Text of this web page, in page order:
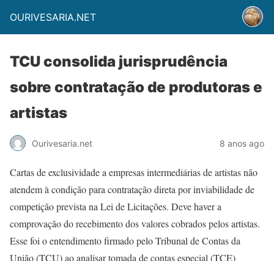
OURIVESARIA.NET
TCU consolida jurisprudência
sobre contratação de produtoras e
artistas
Ourivesaria.net 8 anos ago
Cartas de exclusividade a empresas intermediárias de artistas não
atendem à condição para contratação direta por inviabilidade de
competição prevista na Lei de Licitações. Deve haver a
comprovação do recebimento dos valores cobrados pelos artistas.
Esse foi o entendimento firmado pelo Tribunal de Contas da
União (TCU) ao analisar tomada de contas especial (TCE)